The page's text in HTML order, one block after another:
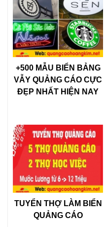
+500 MẪU BIỂN BẢNG
VẪY QUẢNG CÁO CỰC
ĐẸP NHẤT HIỆN NAY
TUYỂN THỢ LÀM BIỂN
QUẢNG CÁO